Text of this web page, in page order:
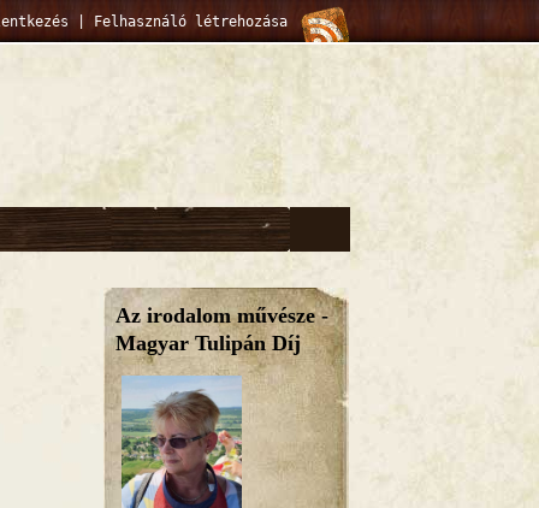
Felhasználó létrehozása
Az irodalom művésze -
Magyar Tulipán Díj